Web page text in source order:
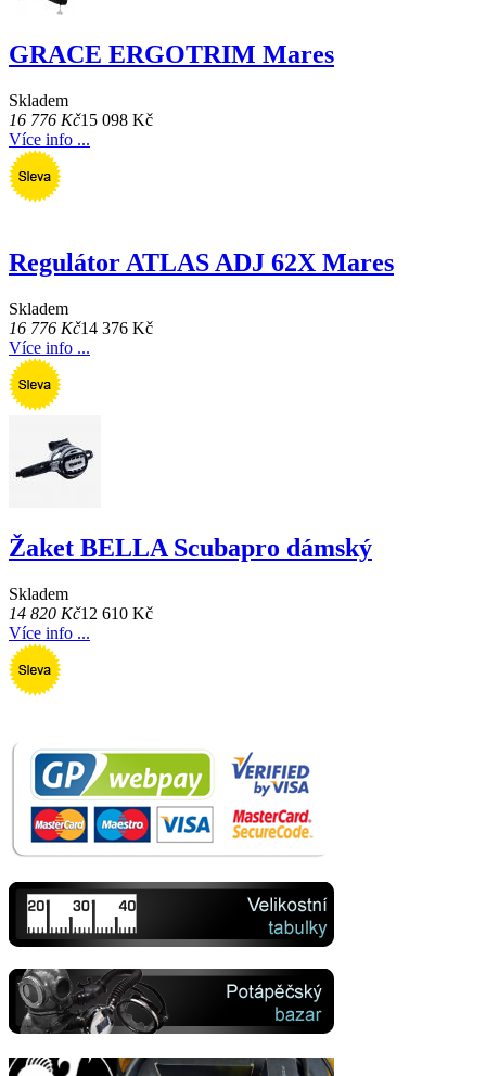
GRACE ERGOTRIM Mares
Skladem
16 776 Kč15 098 Kč
Více info ...
Regulátor ATLAS ADJ 62X Mares
Skladem
16 776 Kč14 376 Kč
Více info ...
Žaket BELLA Scubapro dámský
Skladem
14 820 Kč12 610 Kč
Více info ...